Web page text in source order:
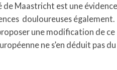
Maastricht est une
douloureuses également.
une modification de ce
ne s’en déduit pas du